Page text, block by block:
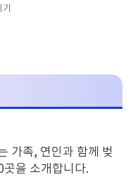
가족, 연인과 함께 벚
곳을 소개합니다.